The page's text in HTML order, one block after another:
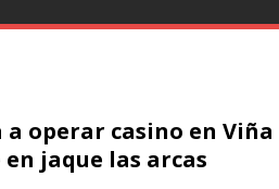
a operar casino en Viña
jaque las arcas